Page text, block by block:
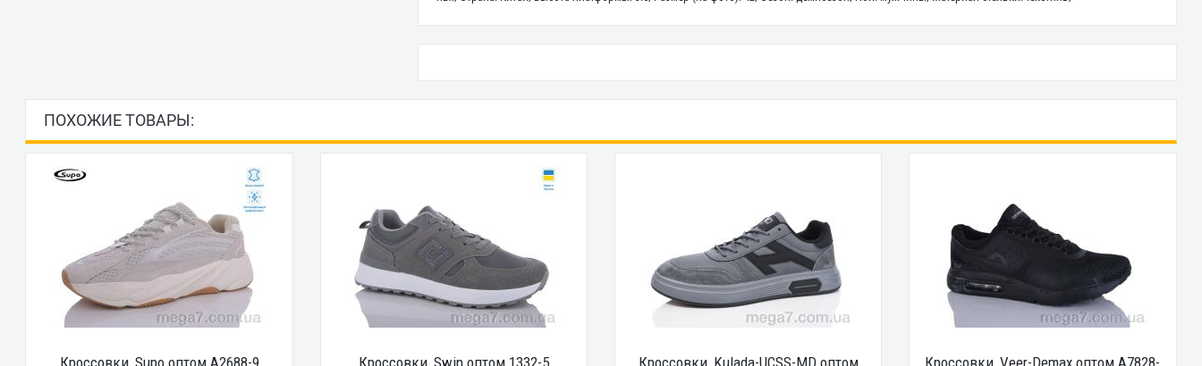
ПОХОЖИЕ ТОВАРЫ:
Кроссовки, Supo оптом A2688-9
Кроссовки, Swin оптом 1332-5
Кроссовки, Kulada-UCSS-MD оптом
Кроссовки, Veer-Demax оптом A7828-